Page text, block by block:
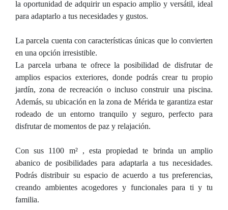
la oportunidad de adquirir un espacio amplio y versátil, ideal
para adaptarlo a tus necesidades y gustos.
La parcela cuenta con características únicas que lo convierten
en una opción irresistible.
La parcela urbana te ofrece la posibilidad de disfrutar de
amplios espacios exteriores, donde podrás crear tu propio
jardín, zona de recreación o incluso construir una piscina.
Además, su ubicación en la zona de Mérida te garantiza estar
rodeado de un entorno tranquilo y seguro, perfecto para
disfrutar de momentos de paz y relajación.
Con sus 1100 m² , esta propiedad te brinda un amplio
abanico de posibilidades para adaptarla a tus necesidades.
Podrás distribuir su espacio de acuerdo a tus preferencias,
creando ambientes acogedores y funcionales para ti y tu
familia.